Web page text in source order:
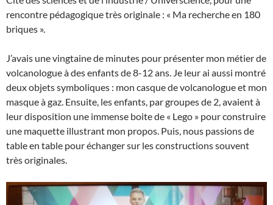
rencontre pédagogique très originale : « Ma recherche en 180
briques ».
J’avais une vingtaine de minutes pour présenter mon métier de
volcanologue à des enfants de 8-12 ans. Je leur ai aussi montré
deux objets symboliques : mon casque de volcanologue et mon
masque à gaz. Ensuite, les enfants, par groupes de 2, avaient à
leur disposition une immense boite de « Lego » pour construire
une maquette illustrant mon propos. Puis, nous passions de
table en table pour échanger sur les constructions souvent
très originales.